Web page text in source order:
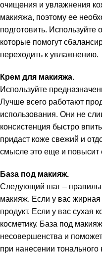
очищения и увлажнения
макияжа, поэтому ее
подготовить.
которые помогут
переходить к увлажнению.
Крем для макияжа.
Используйте
Лучше всего работают
использования. Они не
консистенция быстро
придаст коже свежий и
смысле это еще и повысит
База под макияж.
Следующий шаг –
макияж. Если у вас
продукт. Если у вас
косметику. База под
несовершенства и
при нанесении тонального